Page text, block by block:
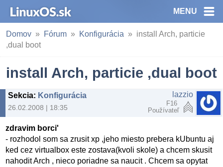
MENU
Domov Fórum Konfigurácia
install Arch, particie
,dual boot
install Arch, particie ,dual boot
Sekcia: Konfigurácia
26.02.2008 | 18:35
lazzio
F16
Používateľ
zdravim borci'
- rozhodol som sa zrusit xp ,jeho miesto prebera kUbuntu aj
ked cez virtualbox este zostava(kvoli skole) a chcem skusit
nahodit Arch , nieco poriadne sa naucit . Chcem sa opytat